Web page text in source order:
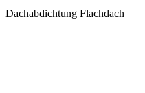
Dachabdichtung Flachdach